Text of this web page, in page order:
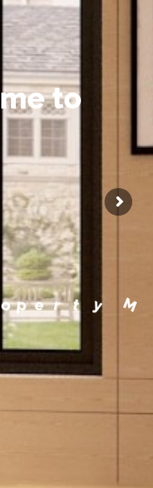
me to
pert y M a a